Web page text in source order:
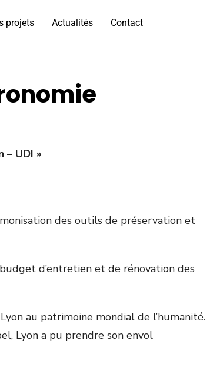
projets Actualités Contact
UDI »
des outils de préservation et
d’entretien et de rénovation des
au patrimoine mondial de l’humanité.
Lyon a pu prendre son envol